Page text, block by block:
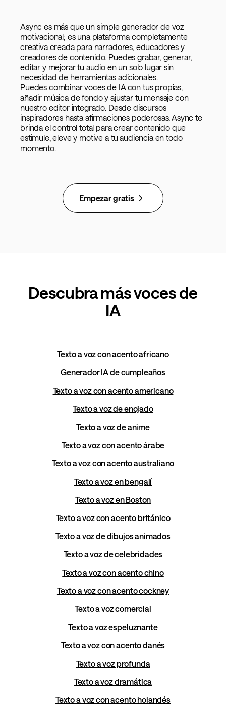
Async es más que un simple generador de voz
motivacional; es una plataforma completamente
creativa creada para narradores, educadores y
creadores de contenido. Puedes grabar, generar,
editar y mejorar tu audio en un solo lugar sin
necesidad de herramientas adicionales.
Puedes combinar voces de IA con tus propias,
añadir música de fondo y ajustar tu mensaje con
nuestro editor integrado. Desde discursos
inspiradores hasta afirmaciones poderosas, Async te
brinda el control total para crear contenido que
estimule, eleve y motive a tu audiencia en todo
momento.
Empezar gratis
Descubra más voces de
IA
Texto a voz con acento africano
Generador IA de cumpleaños
Texto a voz con acento americano
Texto a voz de enojado
Texto a voz de anime
Texto a voz con acento árabe
Texto a voz con acento australiano
Texto a voz en bengalí
Texto a voz en Boston
Texto a voz con acento británico
Texto a voz de dibujos animados
Texto a voz de celebridades
Texto a voz con acento chino
Texto a voz con acento cockney
Texto a voz comercial
Texto a voz espeluznante
Texto a voz con acento danés
Texto a voz profunda
Texto a voz dramática
Texto a voz con acento holandés